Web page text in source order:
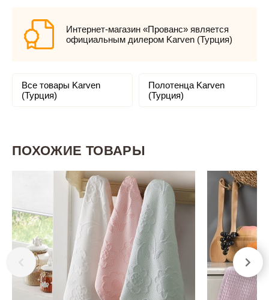
Интернет-магазин «Прованс» является
официальным дилером Karven (Турция)
Все товары Karven
(Турция)
Полотенца Karven
(Турция)
ПОХОЖИЕ ТОВАРЫ